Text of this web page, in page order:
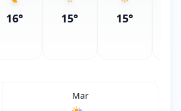
16° 15° 15°
Mar